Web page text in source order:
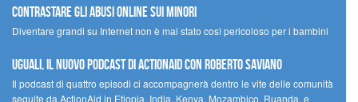
contrastare gli abusi online sui minori
Diventare grandi su Internet non è mai stato così pericoloso per i bambini
UGUALI, il nuovo podcast di ACTIONAID con Roberto Saviano
Il podcast di quattro episodi ci accompagnerà dentro le vite delle comunità
seguite da ActionAid in Etiopia, India, Kenya, Mozambico, Ruanda, e